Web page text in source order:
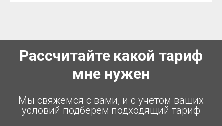
Рассчитайте какой тариф
мне нужен
Мы свяжемся с вами, и с учетом ваших
условий подберем подходящий тариф